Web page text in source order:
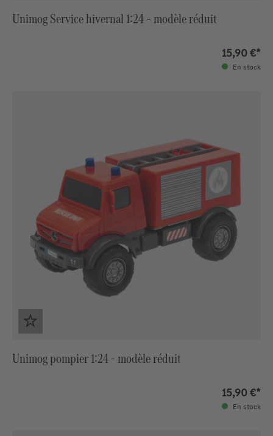
Unimog Service hivernal 1:24 – modèle réduit
15,90 €*
En stock
Unimog pompier 1:24 - modèle réduit
15,90 €*
En stock